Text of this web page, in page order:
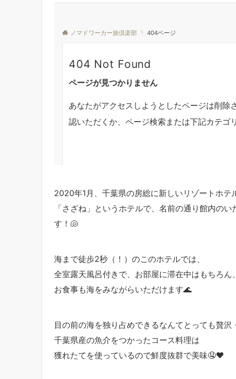
2020年1月、千葉県の房総に新しいリゾートホテ
「さざね」というホテルで、名前の通り館内の
す！🐚
海まで徒歩2秒（！）のこのホテルでは、
全室露天風呂付きで、お部屋に滞在中はもちろん、
お食事も海をみながらいただけます🌊
目の前の海を独り占めできるなんてとっても贅沢
千葉県産の魚介をつかったコース料理は
獲れたてを使っているので鮮度抜群で美味🤤❤️